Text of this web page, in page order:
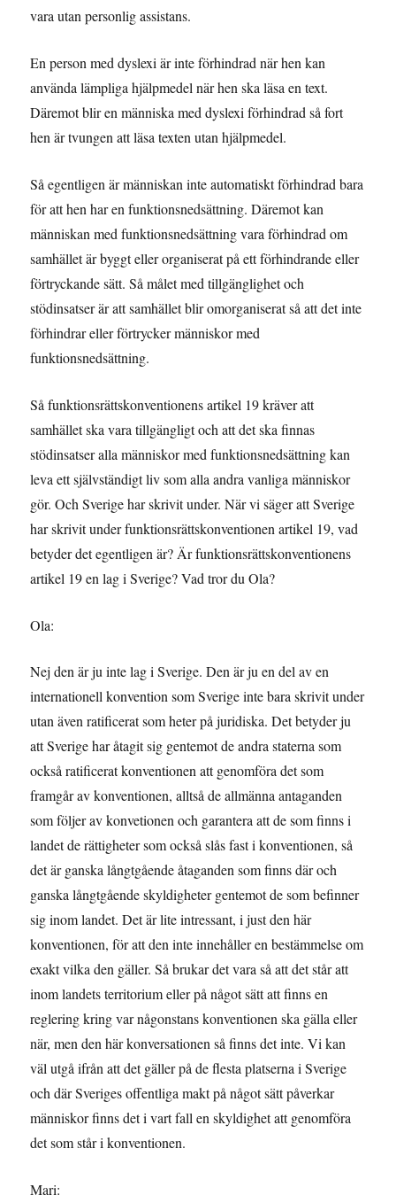
vara utan personlig assistans.
En person med dyslexi är inte förhindrad när hen kan
använda lämpliga hjälpmedel när hen ska läsa en text.
Däremot blir en människa med dyslexi förhindrad så fort
hen är tvungen att läsa texten utan hjälpmedel.
Så egentligen är människan inte automatiskt förhindrad bara
för att hen har en funktionsnedsättning. Däremot kan
människan med funktionsnedsättning vara förhindrad om
samhället är byggt eller organiserat på ett förhindrande eller
förtryckande sätt. Så målet med tillgänglighet och
stödinsatser är att samhället blir omorganiserat så att det inte
förhindrar eller förtrycker människor med
funktionsnedsättning.
Så funktionsrättskonventionens artikel 19 kräver att
samhället ska vara tillgängligt och att det ska finnas
stödinsatser alla människor med funktionsnedsättning kan
leva ett självständigt liv som alla andra vanliga människor
gör. Och Sverige har skrivit under. När vi säger att Sverige
har skrivit under funktionsrättskonventionen artikel 19, vad
betyder det egentligen är? Är funktionsrättskonventionens
artikel 19 en lag i Sverige? Vad tror du Ola?
Ola:
Nej den är ju inte lag i Sverige. Den är ju en del av en
internationell konvention som Sverige inte bara skrivit under
utan även ratificerat som heter på juridiska. Det betyder ju
att Sverige har åtagit sig gentemot de andra staterna som
också ratificerat konventionen att genomföra det som
framgår av konventionen, alltså de allmänna antaganden
som följer av konvetionen och garantera att de som finns i
landet de rättigheter som också slås fast i konventionen, så
det är ganska långtgående åtaganden som finns där och
ganska långtgående skyldigheter gentemot de som befinner
sig inom landet. Det är lite intressant, i just den här
konventionen, för att den inte innehåller en bestämmelse om
exakt vilka den gäller. Så brukar det vara så att det står att
inom landets territorium eller på något sätt att finns en
reglering kring var någonstans konventionen ska gälla eller
när, men den här konversationen så finns det inte. Vi kan
väl utgå ifrån att det gäller på de flesta platserna i Sverige
och där Sveriges offentliga makt på något sätt påverkar
människor finns det i vart fall en skyldighet att genomföra
det som står i konventionen.
Mari: